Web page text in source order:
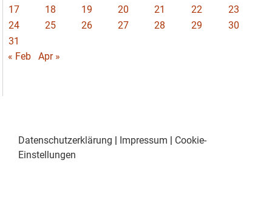
17
18 19 20 21 22
23
24
25 26 27 28 29
30
31
« Feb
Apr »
Datenschutzerklärung | Impressum | Cookie-
Einstellungen